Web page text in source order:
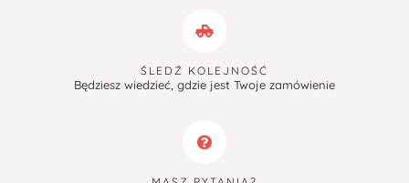
ŚLEDŹ KOLEJNOŚĆ
Będziesz wiedzieć, gdzie jest Twoje zamówienie